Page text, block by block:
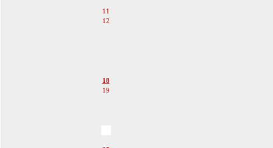
11
12
18
19